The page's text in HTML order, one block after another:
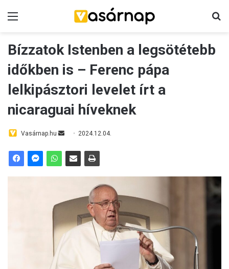
Menü
Bízzatok Istenben a legsötétebb
időkben is – Ferenc pápa
lelkipásztori levelet írt a
nicaraguai híveknek
Vasárnap.hu
Send
email
2024.12.04.